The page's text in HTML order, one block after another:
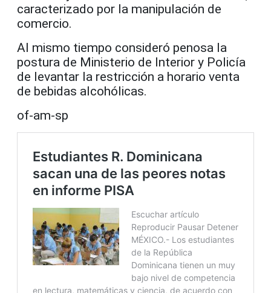
caracterizado por la manipulación de
comercio.
Al mismo tiempo consideró penosa la
postura de Ministerio de Interior y Policía
de levantar la restricción a horario venta
de bebidas alcohólicas.
of-am-sp